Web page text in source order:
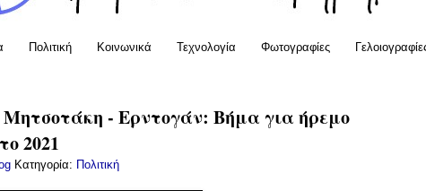
Πολιτική Κοινωνικά Τεχνολογία Φωτογραφίες
- Ερντογάν: Βήμα για ήρεμο
2021
Κατηγορία: Πολιτική